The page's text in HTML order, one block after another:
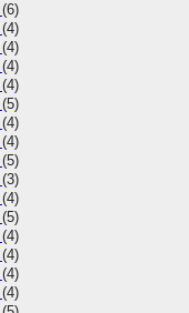
(6)
(4)
(4)
(4)
(4)
(5)
(4)
(4)
(5)
(3)
(4)
(5)
(4)
(4)
(4)
(4)